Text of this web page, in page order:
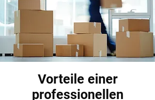
Vorteile einer
professionellen